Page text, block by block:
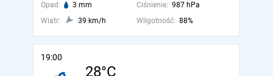
Opad: 3 mm Ciśnienie: 987 hPa
Wiatr:
39 km/h Wilgotność: 88%
19:00
28°C